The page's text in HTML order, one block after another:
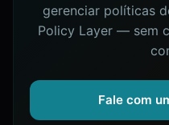
gerenciar políticas
Policy Layer — sem
Fale com